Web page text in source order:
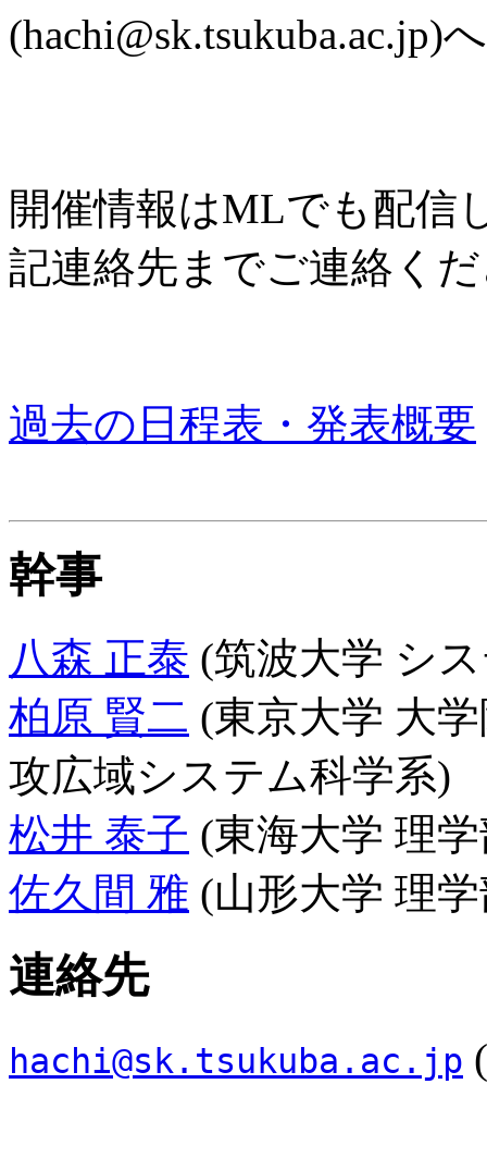
(hachi@sk.tsukuba.ac.jp)
開催情報はMLでも配信
記連絡先までご連絡く
過去の日程表・発表概要
幹事
八森 正泰 (筑波大学 シ
柏原 賢二 (東京大学 大
攻広域システム科学系)
松井 泰子 (東海大学 理
佐久間 雅 (山形大学 理
連絡先
hachi@sk.tsukuba.ac.jp